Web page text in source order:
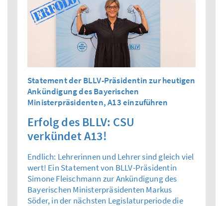
Statement der BLLV-Präsidentin zur heutigen
Ankündigung des Bayerischen
Ministerpräsidenten, A13 einzuführen
Erfolg des BLLV: CSU
verkündet A13!
Endlich: Lehrerinnen und Lehrer sind gleich viel
wert! Ein Statement von BLLV-Präsidentin
Simone Fleischmann zur Ankündigung des
Bayerischen Ministerpräsidenten Markus
Söder, in der nächsten Legislaturperiode die